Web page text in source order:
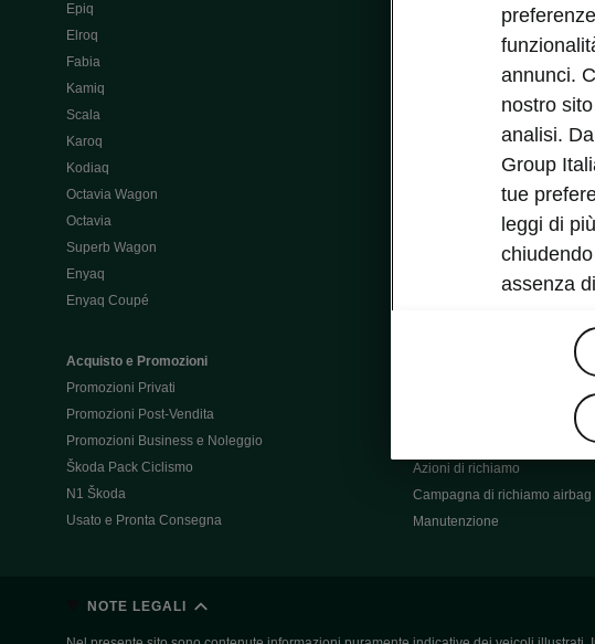
Epiq
Elroq
Fabia
Kamiq
Scala
Karoq
Kodiaq
Octavia Wagon
Octavia
Superb Wagon
Enyaq
Enyaq Coupé
Acquisto e Promozioni
Promozioni Privati
Promozioni Post-Vendita
Promozioni Business e Noleggio
Škoda Pack Ciclismo
N1 Škoda
Usato e Pronta Consegna
Usato Škoda Plus
Cataloghi e listini
Richiedi Preventivo
Richiedi Test Drive
Post-vendita aziende e P.IVA
Škoda Supercard
Azioni di richiamo
Campagna di richiamo airbag
Manutenzione
NOTE LEGALI
annunci.
nostro
analisi.
Group
tue
leggi di
assenza